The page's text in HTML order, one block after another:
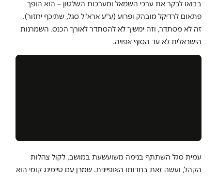
בבואו לבקר את ערכי השמאל ומערכות השלטון – הוא הופך
פתאום לרדיקל מובהק ופרוע (ע"ע ארא"ל סגל, שתיכף יחזור).
זה לא מסתדר, וזה ימשיך לא להסתדר לאורך הכנס. השמרנות
הישראלית לא עד הסוף אפויה.
עמית סגל השתתף בנימה משועשעת במושב, לקול צהלות
הקהל, ועשה זאת בחדותו האופיינית. שמרן עם טיימינג קומי הוא